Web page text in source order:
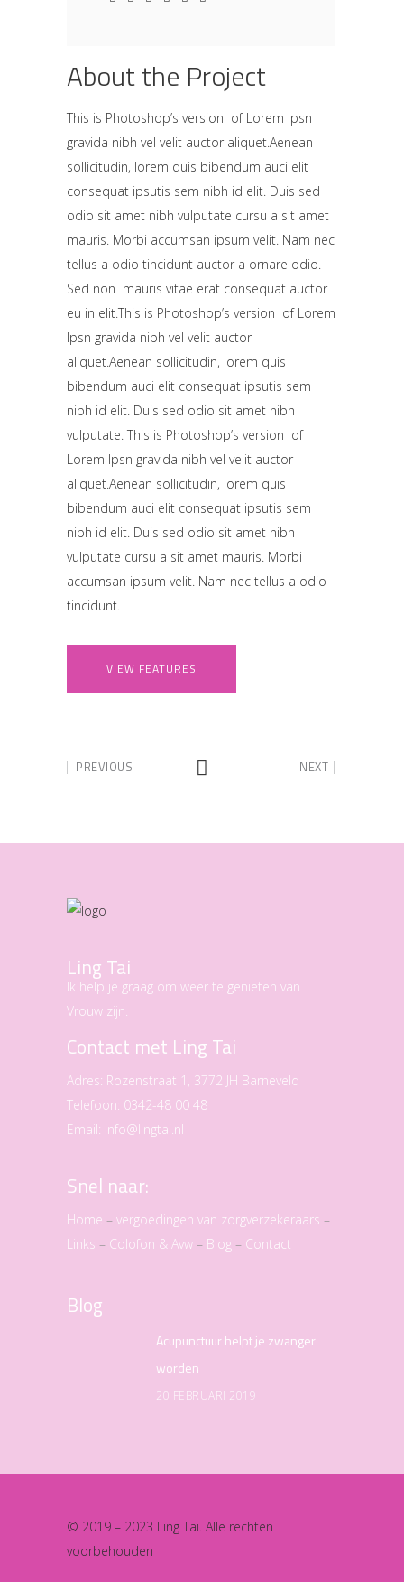
About the Project
This is Photoshop’s version of Lorem Ipsn
gravida nibh vel velit auctor aliquet.Aenean
sollicitudin, lorem quis bibendum auci elit
consequat ipsutis sem nibh id elit. Duis sed
odio sit amet nibh vulputate cursu a sit amet
mauris. Morbi accumsan ipsum velit. Nam nec
tellus a odio tincidunt auctor a ornare odio.
Sed non mauris vitae erat consequat auctor
eu in elit.This is Photoshop’s version of Lorem
Ipsn gravida nibh vel velit auctor
aliquet.Aenean sollicitudin, lorem quis
bibendum auci elit consequat ipsutis sem
nibh id elit. Duis sed odio sit amet nibh
vulputate. This is Photoshop’s version of
Lorem Ipsn gravida nibh vel velit auctor
aliquet.Aenean sollicitudin, lorem quis
bibendum auci elit consequat ipsutis sem
nibh id elit. Duis sed odio sit amet nibh
vulputate cursu a sit amet mauris. Morbi
accumsan ipsum velit. Nam nec tellus a odio
tincidunt.
VIEW FEATURES
PREVIOUS NEXT
Ling Tai
Ik help je graag om weer te genieten van
Vrouw zijn.
Contact met Ling Tai
Adres: Rozenstraat 1, 3772 JH Barneveld
Telefoon: 0342-48 00 48
Email: info@lingtai.nl
Snel naar:
Home – vergoedingen van zorgverzekeraars –
Links – Colofon & Avw – Blog – Contact
Blog
Acupunctuur helpt je zwanger
worden
20 FEBRUARI 2019
© 2019 – 2023 Ling Tai. Alle rechten
voorbehouden